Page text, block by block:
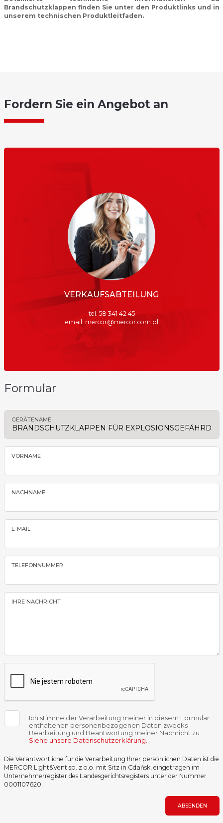
Brandschutzklappen finden Sie unter den Produktlinks und in
unserem technischen Produktleitfaden.
Fordern Sie ein Angebot an
VERKAUFSABTEILUNG
tel. 58 341 42 45
email: mercor@mercor.com.pl
Formular
GERÄTENAME
VORNAME
NACHNAME
E-MAIL
TELEFONNUMMER
IHRE NACHRICHT
Ich stimme der Verarbeitung meiner in diesem Formular
enthaltenen personenbezogenen Daten zwecks
Bearbeitung und Beantwortung meiner Nachricht zu.
Siehe unsere Datenschutzerklärung..
Die Verantwortliche für die Verarbeitung Ihrer persönlichen Daten ist die
MERCOR Light&Vent sp. z o.o. mit Sitz in Gdańsk, eingetragen im
Unternehmerregister des Landesgerichtsregisters unter der Nummer
0001107620.
ABSENDEN